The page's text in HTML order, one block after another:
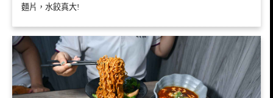
麵片，水餃真大!